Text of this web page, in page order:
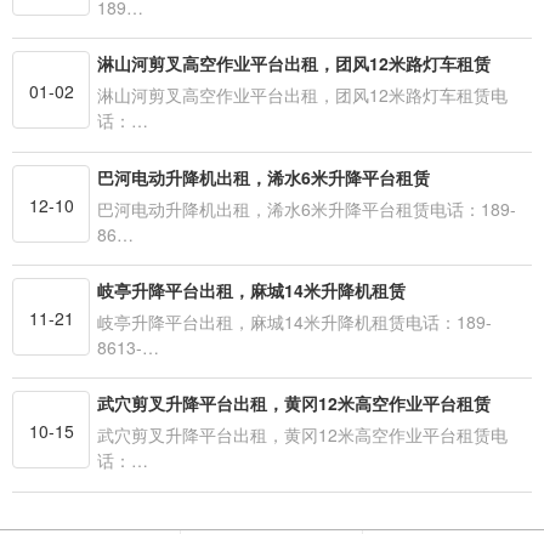
189…
01-02
淋山河剪叉高空作业平台出租，团风12米路灯车租赁
淋山河剪叉高空作业平台出租，团风12米路灯车租赁电
话：…
12-10
巴河电动升降机出租，浠水6米升降平台租赁
巴河电动升降机出租，浠水6米升降平台租赁电话：189-
86…
11-21
岐亭升降平台出租，麻城14米升降机租赁
岐亭升降平台出租，麻城14米升降机租赁电话：189-
8613-…
10-15
武穴剪叉升降平台出租，黄冈12米高空作业平台租赁
武穴剪叉升降平台出租，黄冈12米高空作业平台租赁电
话：…